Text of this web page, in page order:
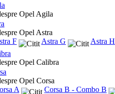
Opel Agila
Opel Astra
F
Astra G Astra H
Opel Calibra
Opel Corsa
A
Corsa B - Combo B